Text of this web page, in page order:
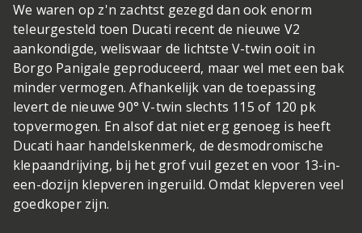
We waren op z'n zachtst gezegd dan ook enorm
teleurgesteld toen Ducati recent de nieuwe V2
aankondigde, weliswaar de lichtste V-twin ooit in
Borgo Panigale geproduceerd, maar wel met een bak
minder vermogen. Afhankelijk van de toepassing
levert de nieuwe 90° V-twin slechts 115 of 120 pk
topvermogen. En alsof dat niet erg genoeg is heeft
Ducati haar handelskenmerk, de desmodromische
klepaandrijving, bij het grof vuil gezet en voor 13-in-
een-dozijn klepveren ingeruild. Omdat klepveren veel
goedkoper zijn.